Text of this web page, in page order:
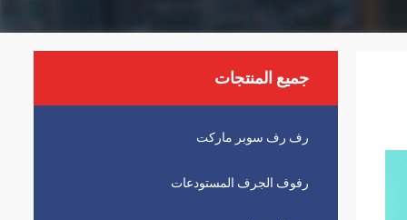
جميع المنتجات
رف رف سوبر ماركت
رفوف الجرف المستودعات